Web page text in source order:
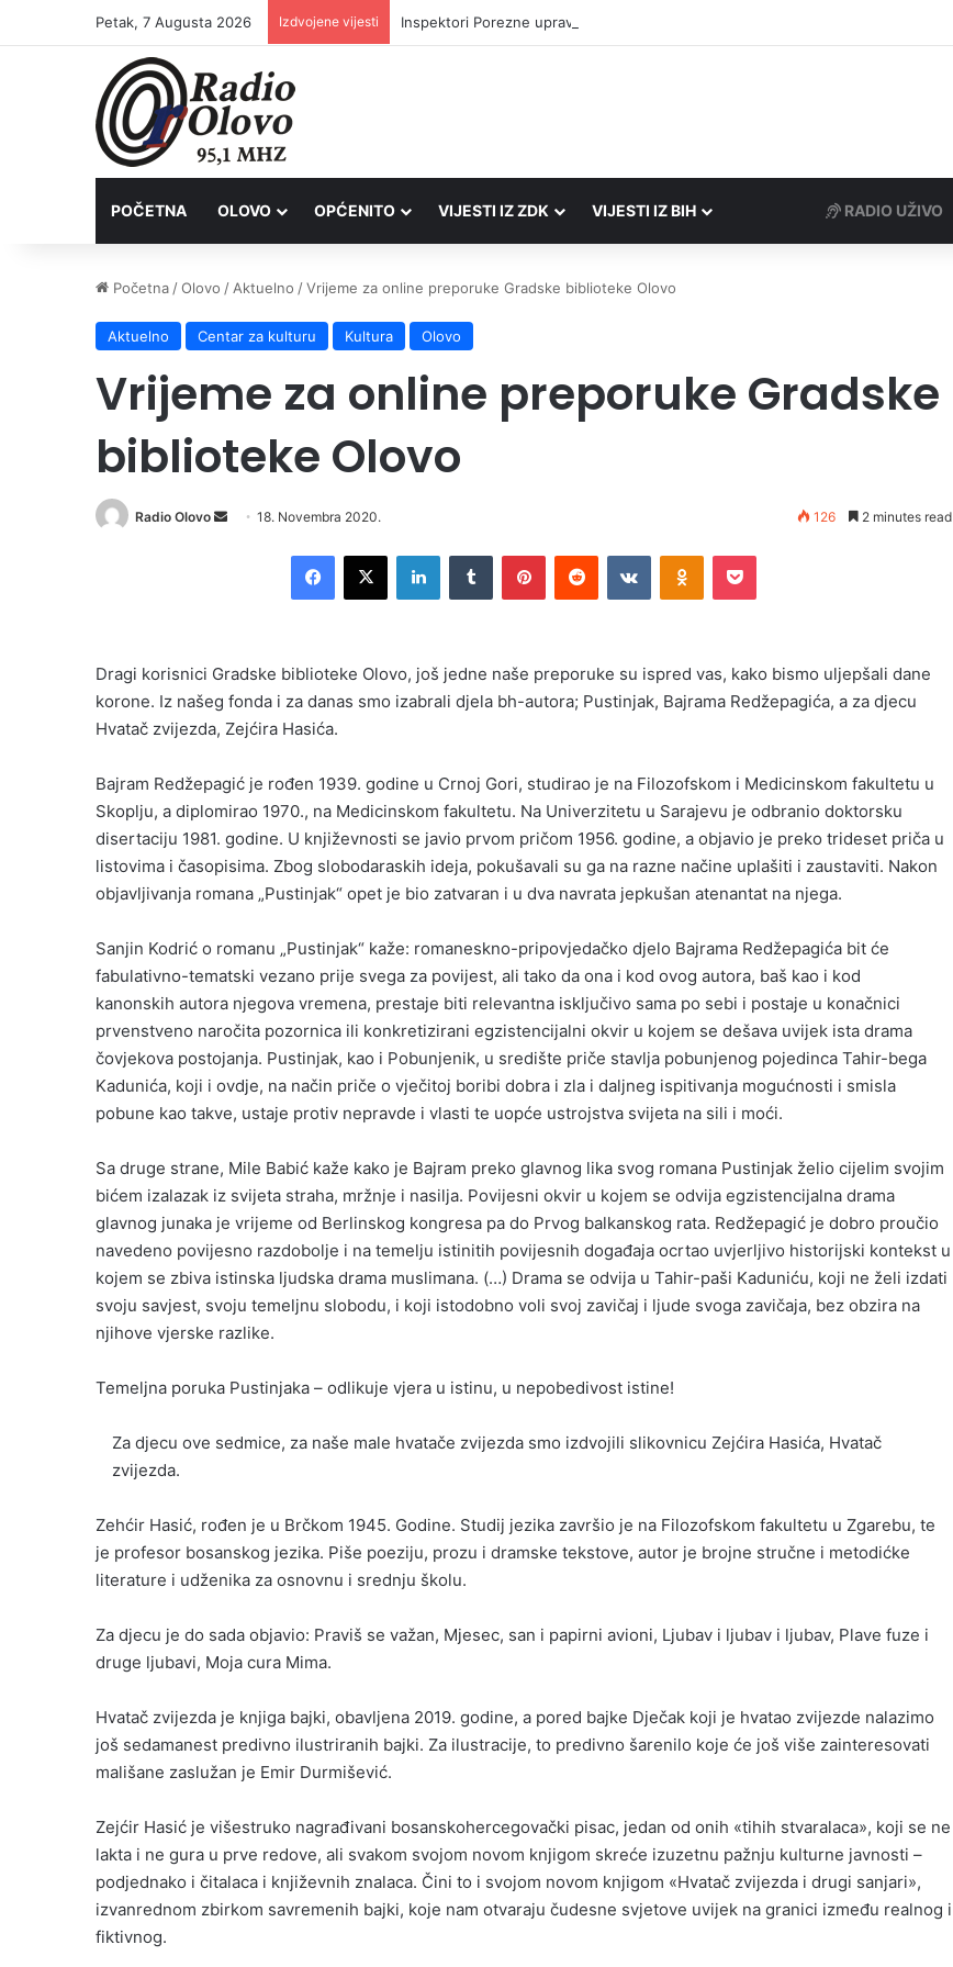
Petak, 7 Augusta 2026 Izdvojene vijesti Inspektori Porezne uprave FBiH na području ZDK izvršili 24 inspekcijska nadzora
POČETNA OLOVO OPĆENITO VIJESTI IZ ZDK VIJESTI IZ BIH RADIO UŽIVO
Početna /Olovo / Aktuelno /Vrijeme za online preporuke Gradske biblioteke Olovo
Aktuelno Centar za kulturu Kultura Olovo
Vrijeme za online preporuke Gradske
biblioteke Olovo
Radio Olovo
Send18. Novembra 2020. 126 2 minutes read
Facebook
X LinkedInTumblr PinterestReddit VKontakteOdnoklassniki
Pocket
Dragi korisnici Gradske biblioteke Olovo, još jedne naše preporuke su ispred vas, kako bismo uljepšali dane
korone. Iz našeg fonda i za danas smo izabrali djela bh-autora; Pustinjak, Bajrama Redžepagića, a za djecu
Hvatač zvijezda, Zejćira Hasića.
Bajram Redžepagić je rođen 1939. godine u Crnoj Gori, studirao je na Filozofskom i Medicinskom fakultetu u
Skoplju, a diplomirao 1970., na Medicinskom fakultetu. Na Univerzitetu u Sarajevu je odbranio doktorsku
disertaciju 1981. godine. U književnosti se javio prvom pričom 1956. godine, a objavio je preko trideset priča u
listovima i časopisima. Zbog slobodaraskih ideja, pokušavali su ga na razne načine uplašiti i zaustaviti. Nakon
objavljivanja romana „Pustinjak“ opet je bio zatvaran i u dva navrata jepkušan atenantat na njega.
Sanjin Kodrić o romanu „Pustinjak“ kaže: romaneskno-pripovjedačko djelo Bajrama Redžepagića bit će
fabulativno-tematski vezano prije svega za povijest, ali tako da ona i kod ovog autora, baš kao i kod
kanonskih autora njegova vremena, prestaje biti relevantna isključivo sama po sebi i postaje u konačnici
prvenstveno naročita pozornica ili konkretizirani egzistencijalni okvir u kojem se dešava uvijek ista drama
čovjekova postojanja. Pustinjak, kao i Pobunjenik, u središte priče stavlja pobunjenog pojedinca Tahir-bega
Kadunića, koji i ovdje, na način priče o vječitoj boribi dobra i zla i daljneg ispitivanja mogućnosti i smisla
pobune kao takve, ustaje protiv nepravde i vlasti te uopće ustrojstva svijeta na sili i moći.
Sa druge strane, Mile Babić kaže kako je Bajram preko glavnog lika svog romana Pustinjak želio cijelim svojim
bićem izalazak iz svijeta straha, mržnje i nasilja. Povijesni okvir u kojem se odvija egzistencijalna drama
glavnog junaka je vrijeme od Berlinskog kongresa pa do Prvog balkanskog rata. Redžepagić je dobro proučio
navedeno povijesno razdobolje i na temelju istinitih povijesnih događaja ocrtao uvjerljivo historijski kontekst u
kojem se zbiva istinska ljudska drama muslimana. (…) Drama se odvija u Tahir-paši Kaduniću, koji ne želi izdati
svoju savjest, svoju temeljnu slobodu, i koji istodobno voli svoj zavičaj i ljude svoga zavičaja, bez obzira na
njihove vjerske razlike.
Temeljna poruka Pustinjaka – odlikuje vjera u istinu, u nepobedivost istine!
Za djecu ove sedmice, za naše male hvatače zvijezda smo izdvojili slikovnicu Zejćira Hasića, Hvatač
zvijezda.
Zehćir Hasić, rođen je u Brčkom 1945. Godine. Studij jezika završio je na Filozofskom fakultetu u Zgarebu, te
je profesor bosanskog jezika. Piše poeziju, prozu i dramske tekstove, autor je brojne stručne i metodićke
literature i udženika za osnovnu i srednju školu.
Za djecu je do sada objavio: Praviš se važan, Mjesec, san i papirni avioni, Ljubav i ljubav i ljubav, Plave fuze i
druge ljubavi, Moja cura Mima.
Hvatač zvijezda je knjiga bajki, obavljena 2019. godine, a pored bajke Dječak koji je hvatao zvijezde nalazimo
još sedamanest predivno ilustriranih bajki. Za ilustracije, to predivno šarenilo koje će još više zainteresovati
mališane zaslužan je Emir Durmišević.
Zejćir Hasić je višestruko nagrađivani bosanskohercegovački pisac, jedan od onih «tihih stvaralaca», koji se ne
lakta i ne gura u prve redove, ali svakom svojom novom knjigom skreće izuzetnu pažnju kulturne javnosti –
podjednako i čitalaca i književnih znalaca. Čini to i svojom novom knjigom «Hvatač zvijezda i drugi sanjari»,
izvanrednom zbirkom savremenih bajki, koje nam otvaraju čudesne svjetove uvijek na granici između realnog i
fiktivnog.